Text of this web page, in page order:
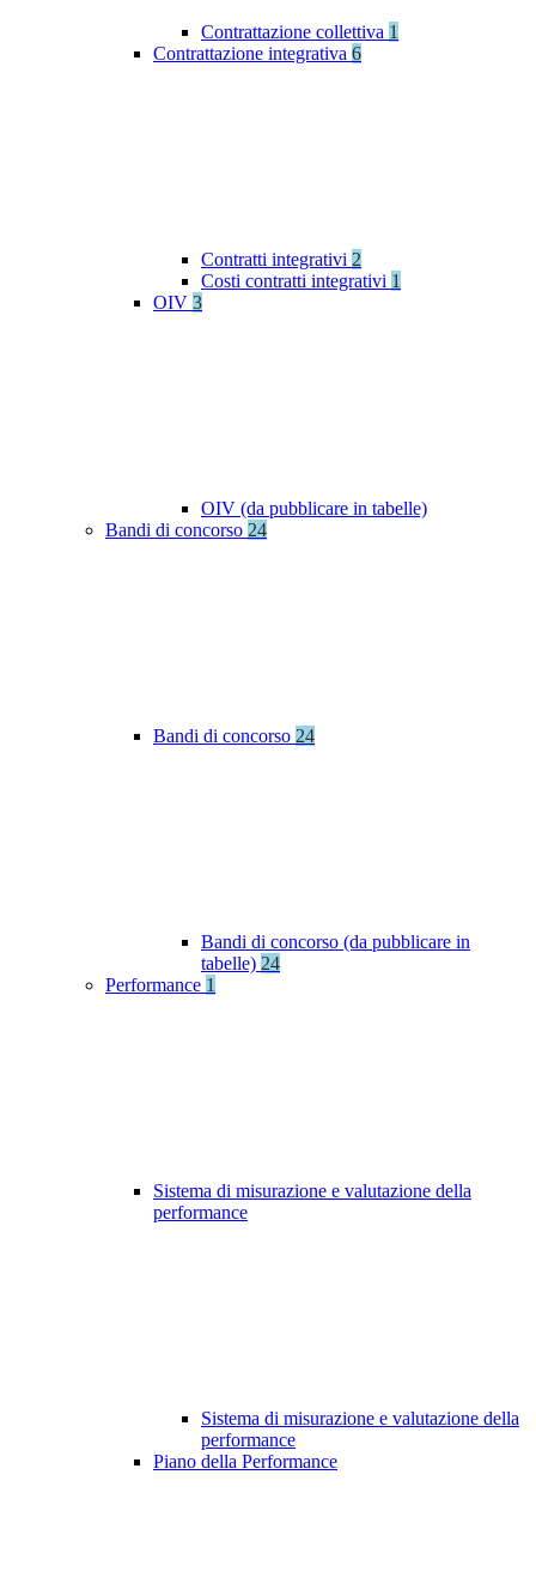
Contrattazione collettiva 1
Contrattazione integrativa 6
Contratti integrativi 2
Costi contratti integrativi 1
OIV 3
OIV (da pubblicare in tabelle)
Bandi di concorso 24
Bandi di concorso 24
Bandi di concorso (da pubblicare in
tabelle) 24
Performance 1
Sistema di misurazione e valutazione della
performance
Sistema di misurazione e valutazione della
performance
Piano della Performance